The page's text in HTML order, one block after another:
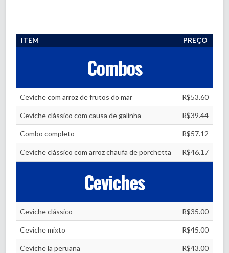
ITEM PREÇO
Combos
Ceviche com arroz de frutos do mar R$53.60
Ceviche clássico com causa de galinha R$39.44
Combo completo R$57.12
Ceviche clássico com arroz chaufa de porchetta R$46.17
Ceviches
Ceviche clássico R$35.00
Ceviche mixto R$45.00
Ceviche la peruana R$43.00